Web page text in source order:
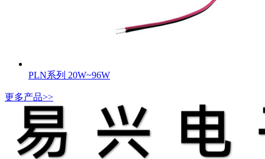
PLN系列 20W~96W
更多产品>>